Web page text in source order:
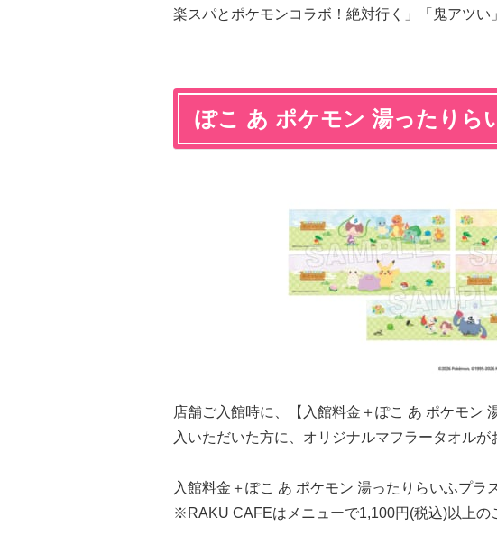
楽スパとポケモンコラボ！絶対行く」「鬼アツい
ぽこ あ ポケモン 湯ったりら
店舗ご入館時に、【入館料金＋ぽこ あ ポケモン
入いただいた方に、オリジナルマフラータオルが
入館料金＋ぽこ あ ポケモン 湯ったりらいふプラ
※RAKU CAFEはメニューで1,100円(税込)以上の